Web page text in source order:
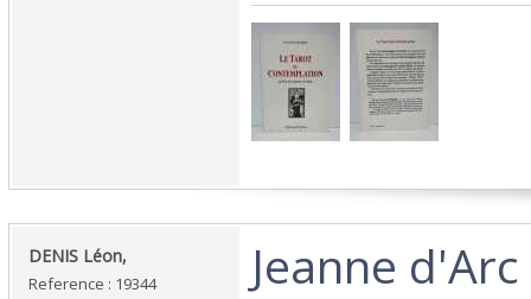
‎DENIS Léon,‎
Reference : 19344
‎Jeanne